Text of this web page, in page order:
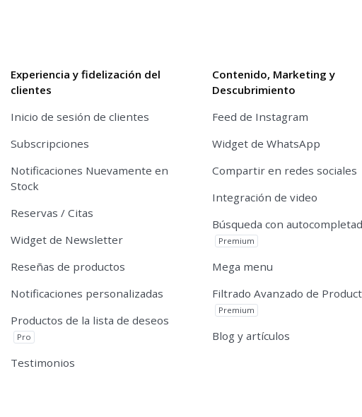
Experiencia y fidelización del
clientes
Inicio de sesión de clientes
Subscripciones
Notificaciones Nuevamente en
Stock
Reservas / Citas
Widget de Newsletter
Reseñas de productos
Notificaciones personalizadas
Productos de la lista de deseos
Pro
Testimonios
Contenido, Marketing y
Descubrimiento
Feed de Instagram
Widget de WhatsApp
Compartir en redes sociales
Integración de video
Búsqueda con
Premium
Mega menu
Filtrado Avanzado de
Premium
Blog y artículos